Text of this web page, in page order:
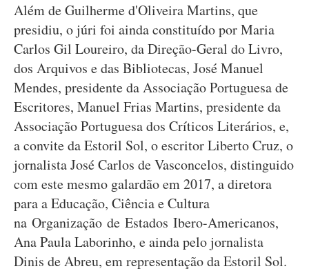
Além de Guilherme d'Oliveira Martins, que
presidiu, o júri foi ainda constituído por Maria
Carlos Gil Loureiro, da Direção-Geral do Livro,
dos Arquivos e das Bibliotecas, José Manuel
Mendes, presidente da Associação Portuguesa de
Escritores, Manuel Frias Martins, presidente da
Associação Portuguesa dos Críticos Literários, e,
a convite da Estoril Sol, o escritor Liberto Cruz, o
jornalista José Carlos de Vasconcelos, distinguido
com este mesmo galardão em 2017, a diretora
para a Educação, Ciência e Cultura
na Organização de Estados Ibero-Americanos,
Ana Paula Laborinho, e ainda pelo jornalista
Dinis de Abreu, em representação da Estoril Sol.